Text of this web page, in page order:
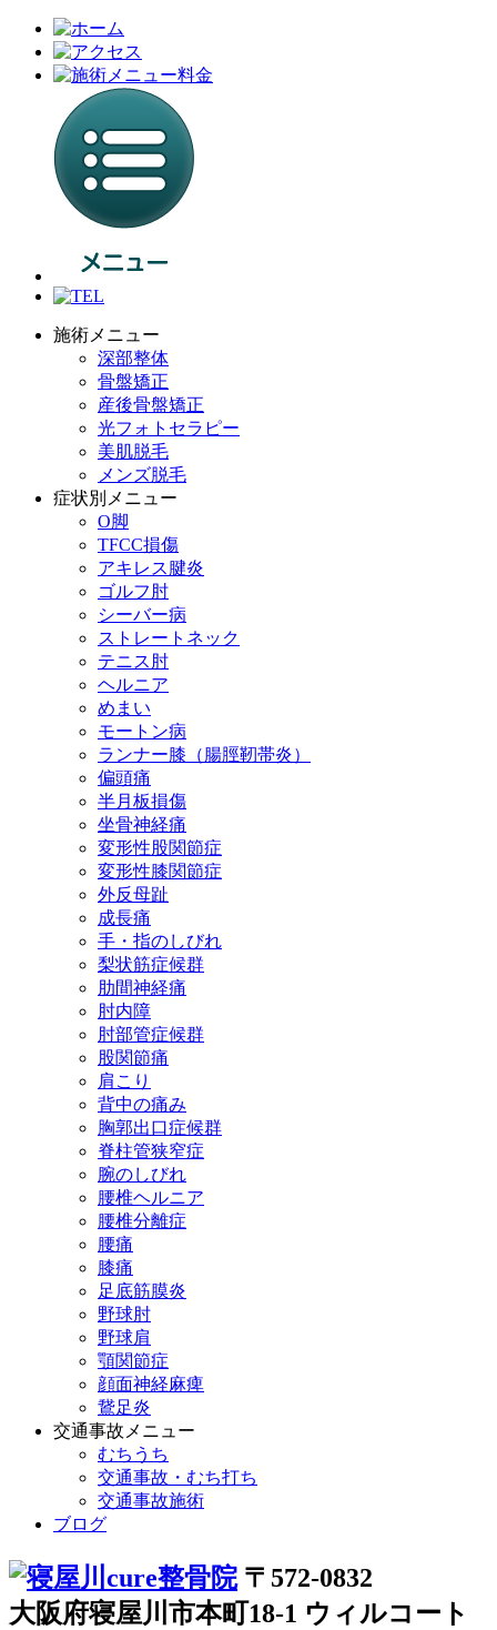
施術メニュー
深部整体
骨盤矯正
産後骨盤矯正
光フォトセラピー
美肌脱毛
メンズ脱毛
症状別メニュー
O脚
TFCC損傷
アキレス腱炎
ゴルフ肘
シーバー病
ストレートネック
テニス肘
ヘルニア
めまい
モートン病
ランナー膝（腸脛靭帯炎）
偏頭痛
半月板損傷
坐骨神経痛
変形性股関節症
変形性膝関節症
外反母趾
成長痛
手・指のしびれ
梨状筋症候群
肋間神経痛
肘内障
肘部管症候群
股関節痛
肩こり
背中の痛み
胸郭出口症候群
脊柱管狭窄症
腕のしびれ
腰椎ヘルニア
腰椎分離症
腰痛
膝痛
足底筋膜炎
野球肘
野球肩
顎関節症
顔面神経麻痺
鵞足炎
交通事故メニュー
むちうち
交通事故・むち打ち
交通事故施術
ブログ
〒572-0832
大阪府寝屋川市本町18-1 ウィルコート